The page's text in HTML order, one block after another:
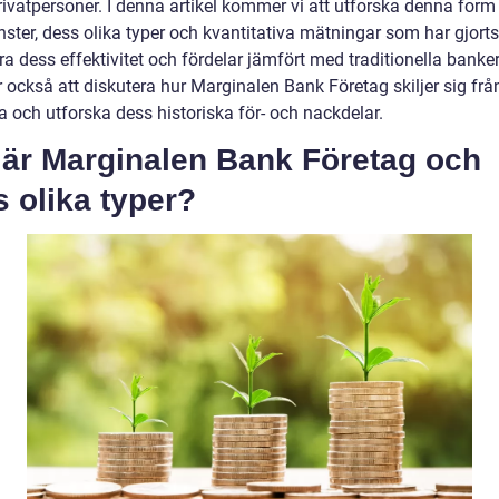
I denna artikel kommer vi att utforska denna
dess olika typer och kvantitativa mätningar som har
dess effektivitet och fördelar jämfört med traditionella
också att diskutera hur Marginalen Bank Företag skiljer sig
och utforska dess historiska för- och nackdelar.
Marginalen Bank Företag och
olika typer?